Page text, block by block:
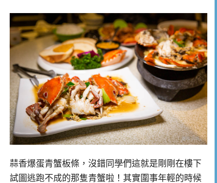
蒜香爆蛋青蟹板條，沒錯同學們這就是剛剛在樓下
試圖逃跑不成的那隻青蟹啦！其實圍事年輕的時候